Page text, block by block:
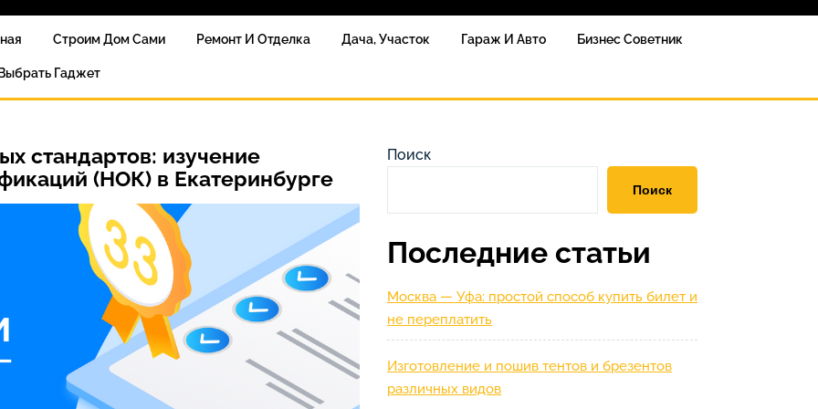
Строим Дом Сами Ремонт И Отделка Дача, Участок Гараж И Авто Бизнес Советник
Гаджет
стандартов: изучение
(НОК) в Екатеринбурге
Поиск
Поиск
Последние статьи
Москва — Уфа: простой способ купить билет и
не переплатить
Изготовление и пошив тентов и брезентов
различных видов